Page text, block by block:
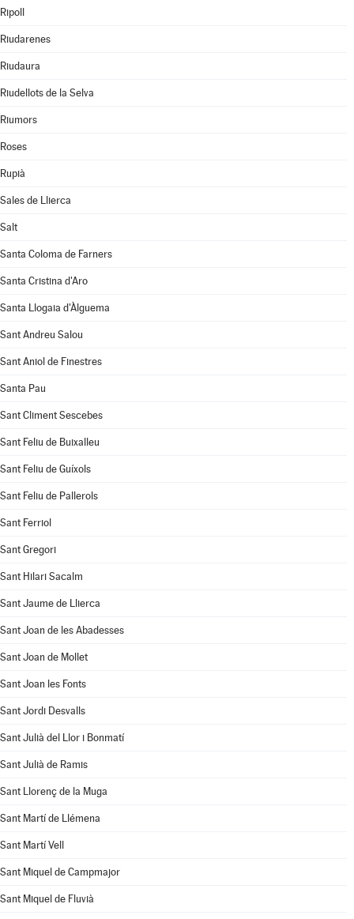
Ripoll
Riudarenes
Riudaura
Riudellots de la Selva
Riumors
Roses
Rupià
Sales de Llierca
Salt
Santa Coloma de Farners
Santa Cristina d'Aro
Santa Llogaia d'Àlguema
Sant Andreu Salou
Sant Aniol de Finestres
Santa Pau
Sant Climent Sescebes
Sant Feliu de Buixalleu
Sant Feliu de Guíxols
Sant Feliu de Pallerols
Sant Ferriol
Sant Gregori
Sant Hilari Sacalm
Sant Jaume de Llierca
Sant Joan de les Abadesses
Sant Joan de Mollet
Sant Joan les Fonts
Sant Jordi Desvalls
Sant Julià del Llor i Bonmatí
Sant Julià de Ramis
Sant Llorenç de la Muga
Sant Martí de Llémena
Sant Martí Vell
Sant Miquel de Campmajor
Sant Miquel de Fluvià